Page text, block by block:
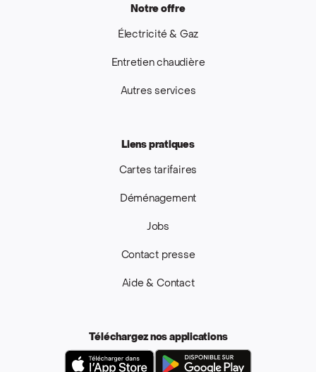
Notre offre
Électricité & Gaz
Entretien chaudière
Autres services
Liens pratiques
Cartes tarifaires
Déménagement
Jobs
Contact presse
Aide & Contact
Téléchargez nos applications
App Store